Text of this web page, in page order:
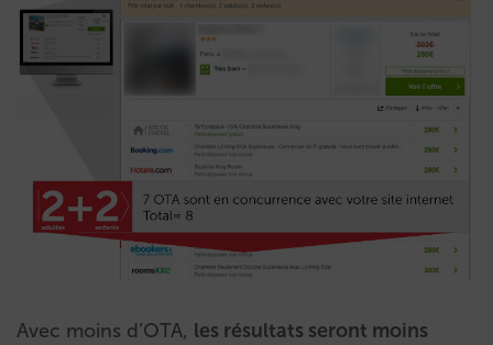
Avec moins d’OTA, les résultats seront moins